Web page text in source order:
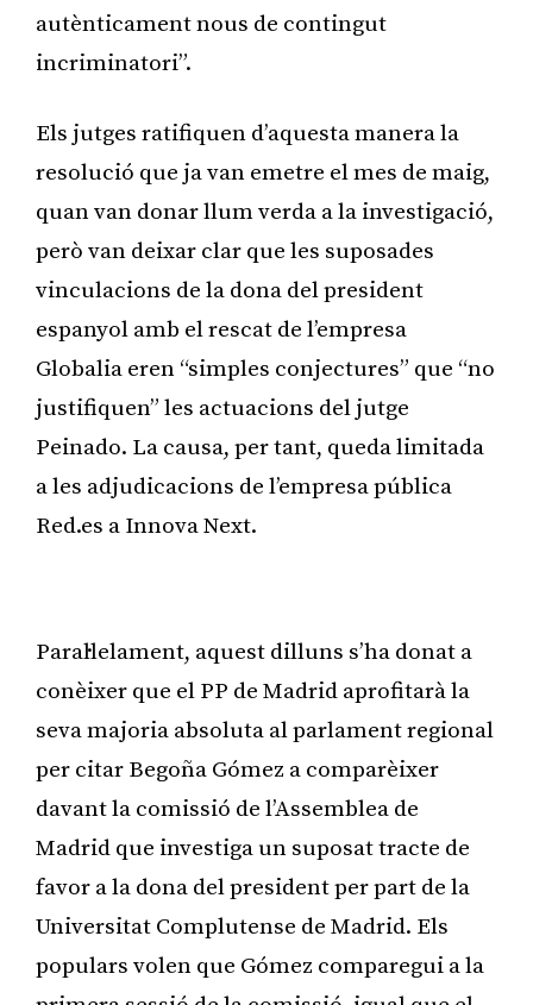
autènticament nous de contingut
incriminatori”.
Els jutges ratifiquen d’aquesta manera la
resolució que ja van emetre el mes de maig,
quan van donar llum verda a la investigació,
però van deixar clar que les suposades
vinculacions de la dona del president
espanyol amb el rescat de l’empresa
Globalia eren “simples conjectures” que “no
justifiquen” les actuacions del jutge
Peinado. La causa, per tant, queda limitada
a les adjudicacions de l’empresa pública
Red.es a Innova Next.
Paral·lelament, aquest dilluns s’ha donat a
conèixer que el PP de Madrid aprofitarà la
seva majoria absoluta al parlament regional
per citar Begoña Gómez a comparèixer
davant la comissió de l’Assemblea de
Madrid que investiga un suposat tracte de
favor a la dona del president per part de la
Universitat Complutense de Madrid. Els
populars volen que Gómez comparegui a la